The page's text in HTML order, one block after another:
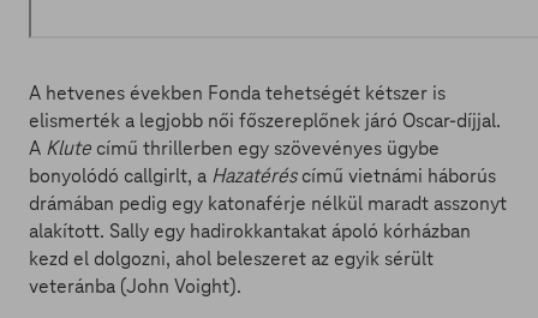
A hetvenes években Fonda tehetségét kétszer is
elismerték a legjobb női főszereplőnek járó Oscar-díjjal.
A Klute című thrillerben egy szövevényes ügybe
bonyolódó callgirlt, a Hazatéréscímű vietnámi háborús
drámában pedig egy katonaférje nélkül maradt asszonyt
alakított. Sally egy hadirokkantakat ápoló kórházban
kezd el dolgozni, ahol beleszeret az egyik sérült
veteránba (John Voight).